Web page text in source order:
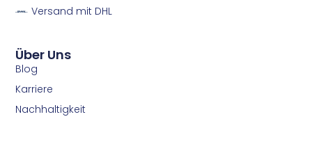
k
a
Über Uns
Blog
Karriere
Nachhaltigkeit
Versand mit DHL